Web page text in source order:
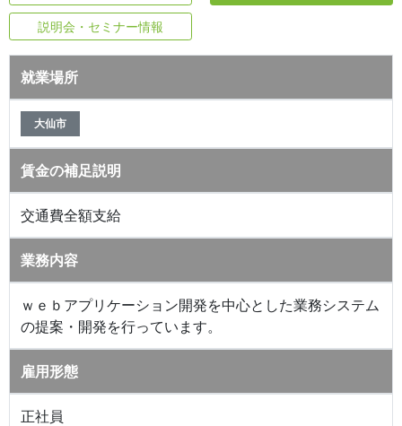
説明会・セミナー情報
就業場所
大仙市
賃金の補足説明
交通費全額支給
業務内容
ｗｅｂアプリケーション開発を中心とした業務システム
の提案・開発を行っています。
雇用形態
正社員